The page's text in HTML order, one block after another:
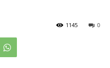
0
1145